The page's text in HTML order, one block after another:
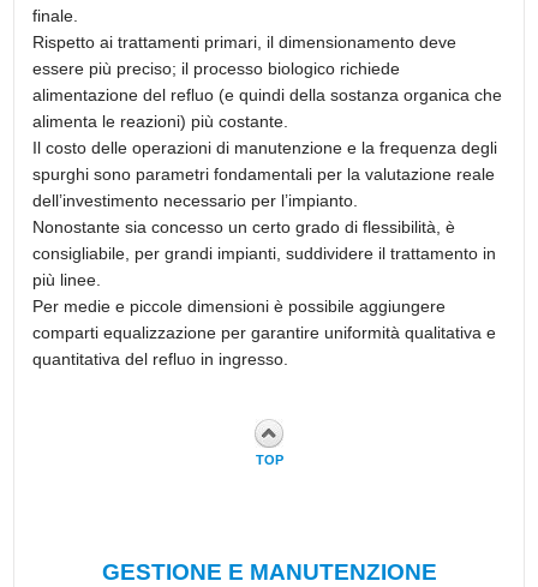
finale.
Rispetto ai trattamenti primari, il dimensionamento deve
essere più preciso; il processo biologico richiede
alimentazione del refluo (e quindi della sostanza organica che
alimenta le reazioni) più costante.
Il costo delle operazioni di manutenzione e la frequenza degli
spurghi sono parametri fondamentali per la valutazione reale
dell’investimento necessario per l’impianto.
Nonostante sia concesso un certo grado di flessibilità, è
consigliabile, per grandi impianti, suddividere il trattamento in
più linee.
Per medie e piccole dimensioni è possibile aggiungere
comparti equalizzazione per garantire uniformità qualitativa e
quantitativa del refluo in ingresso.
TOP
GESTIONE E MANUTENZIONE